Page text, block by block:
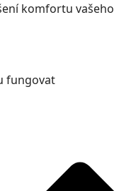
komfortu vašeho
fungovat